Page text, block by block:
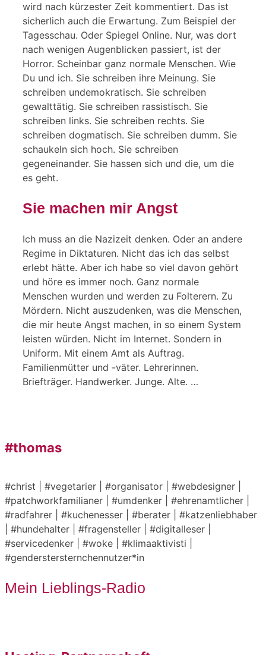
wird nach kürzester Zeit kommentiert. Das ist
sicherlich auch die Erwartung. Zum Beispiel der
Tagesschau. Oder Spiegel Online. Nur, was dort
nach wenigen Augenblicken passiert, ist der
Horror. Scheinbar ganz normale Menschen. Wie
Du und ich. Sie schreiben ihre Meinung. Sie
schreiben undemokratisch. Sie schreiben
gewalttätig. Sie schreiben rassistisch. Sie
schreiben links. Sie schreiben rechts. Sie
schreiben dogmatisch. Sie schreiben dumm. Sie
schaukeln sich hoch. Sie schreiben
gegeneinander. Sie hassen sich und die, um die
es geht.
Sie machen mir Angst
Ich muss an die Nazizeit denken. Oder an andere
Regime in Diktaturen. Nicht das ich das selbst
erlebt hätte. Aber ich habe so viel davon gehört
und höre es immer noch. Ganz normale
Menschen wurden und werden zu Folterern. Zu
Mördern. Nicht auszudenken, was die Menschen,
die mir heute Angst machen, in so einem System
leisten würden. Nicht im Internet. Sondern in
Uniform. Mit einem Amt als Auftrag.
Familienmütter und -väter. Lehrerinnen.
Briefträger. Handwerker. Junge. Alte. …
#thomas
#christ | #vegetarier | #organisator | #webdesigner |
#patchworkfamilianer | #umdenker | #ehrenamtlicher |
#radfahrer | #kuchenesser | #berater | #katzenliebhaber
| #hundehalter | #fragensteller | #digitalleser |
#servicedenker | #woke | #klimaaktivisti |
#genderstersternchennutzer*in
Mein Lieblings-Radio